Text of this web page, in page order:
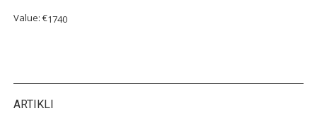
Value: €1740
ARTIKLI